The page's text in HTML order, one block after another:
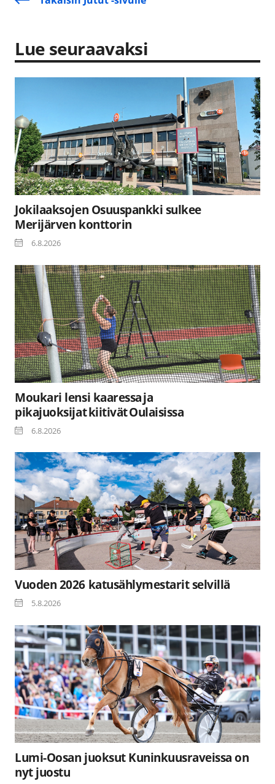
Lue seuraavaksi
Jokilaaksojen Osuuspankki sulkee
Merijärven konttorin
6.8.2026
Moukari lensi kaaressa ja
pikajuoksijat kiitivät Oulaisissa
6.8.2026
Vuoden 2026 katusählymestarit selvillä
5.8.2026
Lumi-Oosan juoksut Kuninkuusraveissa on
nyt juostu